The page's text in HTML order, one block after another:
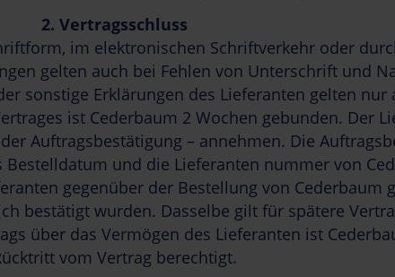
2. Vertragsschluss
im elektronischen Schriftverkehr oder
gelten auch bei Fehlen von Unterschrift und
sonstige Erklärungen des Lieferanten gelten
ist Cederbaum 2 Wochen gebunden. Der
Auftragsbestätigung – annehmen. Die
und die Lieferanten nummer von
gegenüber der Bestellung von Cederbaum
bestätigt wurden. Dasselbe gilt für spätere
über das Vermögen des Lieferanten ist
vom Vertrag berechtigt.